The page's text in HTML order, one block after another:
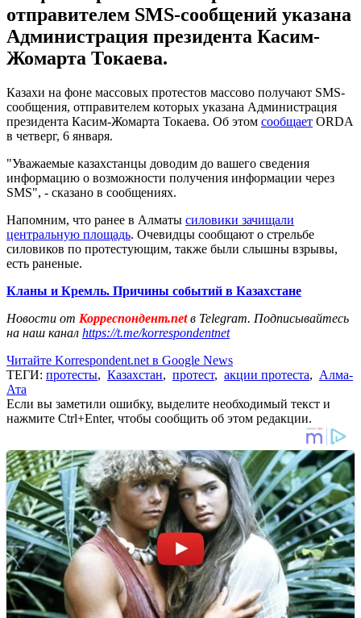
отправителем SMS-сообщений указана
Администрация президента Касим-
Жомарта Токаева.
Казахи на фоне массовых протестов массово получают SMS-
сообщения, отправителем которых указана Администрация
президента Касим-Жомарта Токаева. Об этом сообщает ORDA
в четверг, 6 января.
"Уважаемые казахстанцы доводим до вашего сведения
информацию о возможности получения информации через
SMS", - сказано в сообщениях.
Напомним, что ранее в Алматы силовики зачищали
центральную площадь. Очевидцы сообщают о стрельбе
силовиков по протестующим, также были слышны взрывы,
есть раненые.
Кланы и Кремль. Причины событий в Казахстане
Новости от Корреспондент.netв Telegram. Подписывайтесь
на наш канал https://t.me/korrespondentnet
Читайте Korrespondent.net в Google News
ТЕГИ: протесты, Казахстан, протест, акции протеста, Алма-
Ата
Если вы заметили ошибку, выделите необходимый текст и
нажмите Ctrl+Enter, чтобы сообщить об этом редакции.